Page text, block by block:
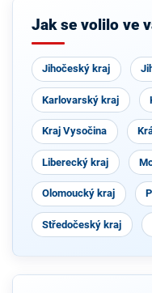
Jak se volilo ve
Jihočeský kraj
Karlovarský kraj
Kraj Vysočina
Liberecký kraj
Olomoucký kraj
Středočeský kraj